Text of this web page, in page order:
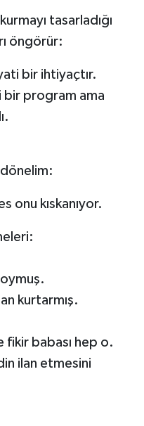
tasarladığı
öngörür:
bir ihtiyaçtır.
bir program ama
dönelim:
onu kıskanıyor.
kurtarmış.
babası hep o.
ilan etmesini